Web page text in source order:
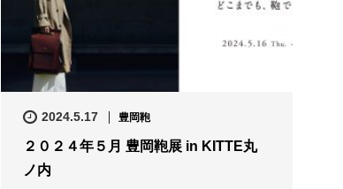
2024.5.17 豊岡鞄
２０２４年５月 豊岡鞄展 in KITTE丸
ノ内